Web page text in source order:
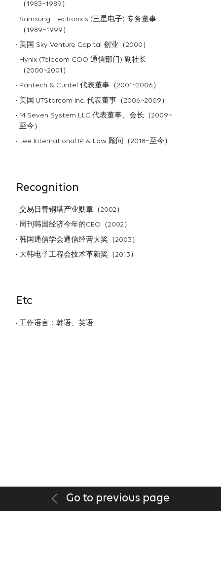
（1983~1989）
Samsung Electronics (三星电子) 专务董事
（1989~1999）
美国 Sky Venture Capital 创业（2000）
Hynix (Telecom COO 通信部门) 副社长
（2000~2001）
Pantech & Curitel 代表董事（2001~2006）
美国 UTStarcom Inc. 代表董事（2006~2009）
M Seven System LLC 代表董事、会长（2009~
至今）
Lee International IP & Law 顾问（2018~至今）
Recognition
交易日青铜塔产业勋章（2002）
周刊韩国经济今年的CEO（2002）
韩国通信学会通信经营大奖（2003）
大韩电子工程会技术革新奖（2013）
Etc
工作语言：韩语、英语
Go to previous page